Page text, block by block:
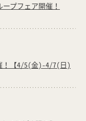
プフェア開催！
！【4/5(金)-4/7(日)